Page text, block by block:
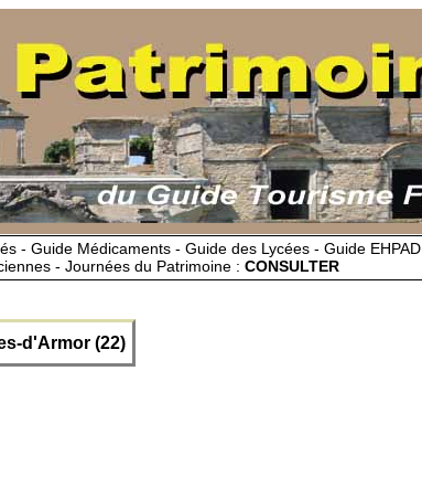
- Guide Médicaments - Guide des Lycées - Guide EHPAD
- Journées du Patrimoine : CONSULTER
d'Armor (22)